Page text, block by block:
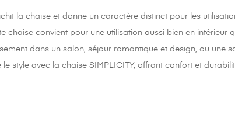
la chaise et donne un caractère distinct pour les
chaise convient pour une utilisation aussi bien en intérieur
dans un salon, séjour romantique et design, ou une
style avec la chaise SIMPLICITY, offrant confort et